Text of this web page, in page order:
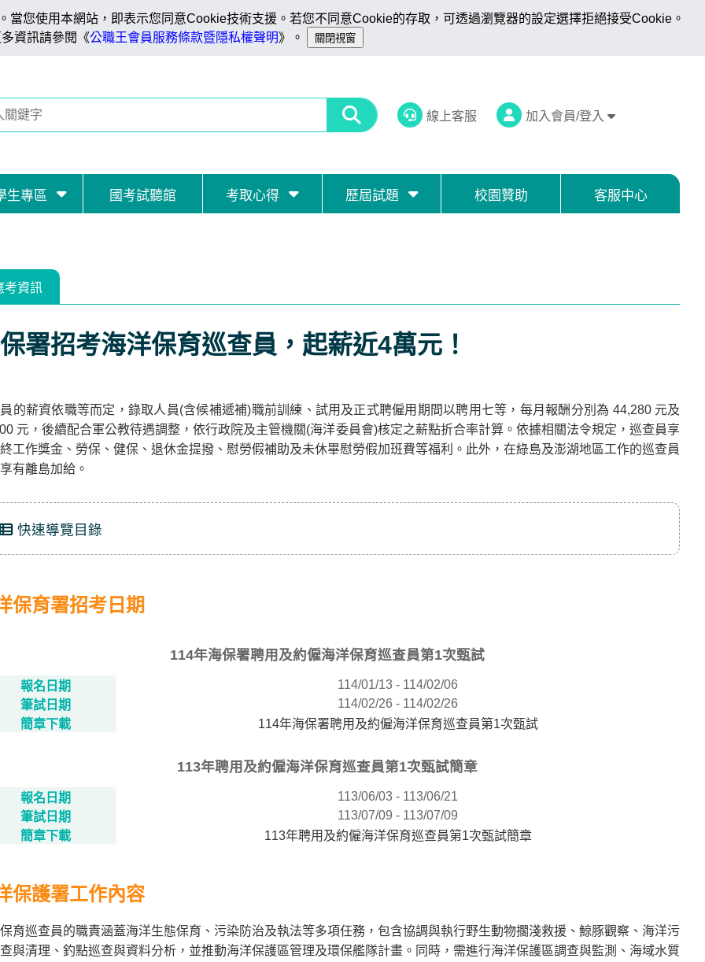
您使用本網站，即表示您同意Cookie技術支援。若您不同意Cookie的存取，可透過瀏覽器的設定選擇拒絕接受Cookie。
多資訊請參閱《公職王會員服務條款暨隱私權聲明》。
線上客服 加入會員/登入
生專區 國考試聽館 考取心得 歷屆試題 校園贊助 客服中心
考資訊
署招考海洋保育巡查員，起薪近4萬元！
的薪資依職等而定，錄取人員(含候補遞補)職前訓練、試用及正式聘僱用期間以聘用七等，每月報酬分別為 44,280 元及
元，後續配合軍公教待遇調整，依行政院及主管機關(海洋委員會)核定之薪點折合率計算。依據相關法令規定，巡查員享
工作獎金、勞保、健保、退休金提撥、慰勞假補助及未休畢慰勞假加班費等福利。此外，在綠島及澎湖地區工作的巡查員
有離島加給。
快速導覽目錄
保育署招考日期
114年海保署聘用及約僱海洋保育巡查員第1次甄試
報名日期
114/01/13 - 114/02/06
筆試日期
114/02/26 - 114/02/26
簡章下載
114年海保署聘用及約僱海洋保育巡查員第1次甄試
113年聘用及約僱海洋保育巡查員第1次甄試簡章
報名日期
113/06/03 - 113/06/21
筆試日期
113/07/09 - 113/07/09
簡章下載
113年聘用及約僱海洋保育巡查員第1次甄試簡章
保護署工作內容
育巡查員的職責涵蓋海洋生態保育、污染防治及執法等多項任務，包含協調與執行野生動物擱淺救援、鯨豚觀察、海洋污
與清理、釣點巡查與資料分析，並推動海洋保護區管理及環保艦隊計畫。同時，需進行海洋保護區調查與監測、海域水質